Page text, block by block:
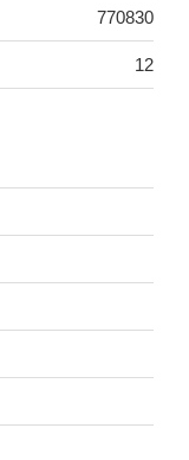
770830
12